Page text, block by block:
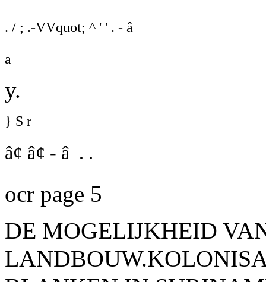
. / ; .-VVquot; ^ ' ' . - â
a
y.
} S r
â¢ â¢ - â . .
ocr page 5
DE MOGELIJKHEID